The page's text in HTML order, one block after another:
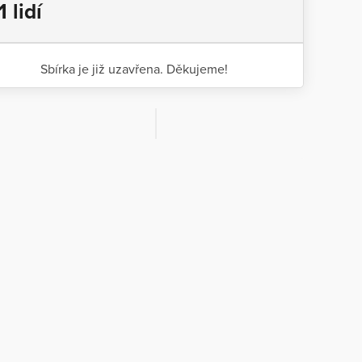
lidí
Sbírka je již uzavřena. Děkujeme!